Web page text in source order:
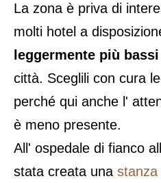
La zona è priva di
molti hotel a
leggermente più bassi
città. Sceglili con cura
perché qui anche l'
è meno presente.
All' ospedale di fianco
stata creata una stanza